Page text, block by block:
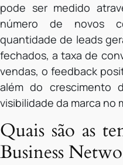
pode ser medido
número de novos
quantidade de leads
fechados, a taxa de
vendas, o feedback
além do crescimento
visibilidade da marca no
Quais são as
Business